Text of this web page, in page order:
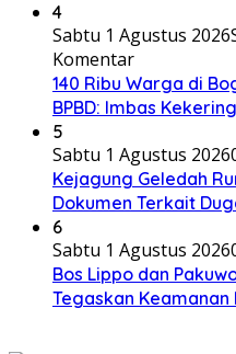
4
Sabtu 1 Agustus 2026
Komentar
140 Ribu Warga di
BPBD: Imbas
5
Sabtu 1 Agustus 2026
Kejagung Geledah
Dokumen Terkait
6
Sabtu 1 Agustus 2026
Bos Lippo dan
Tegaskan